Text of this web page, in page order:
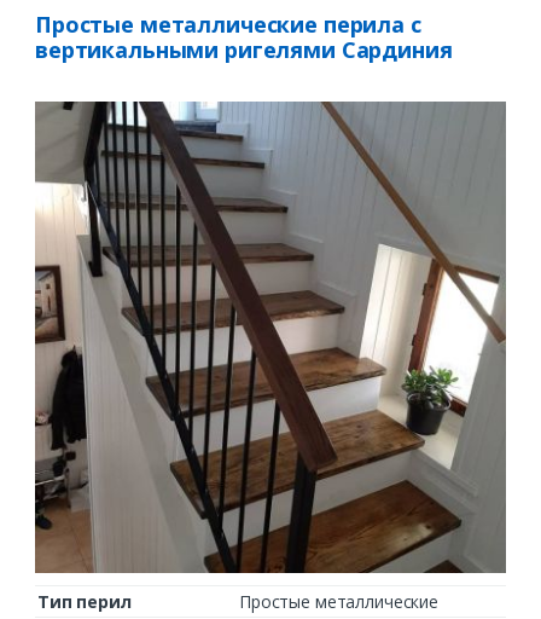
Простые металлические перила с
вертикальными ригелями Сардиния
Тип перил
Простые металлические